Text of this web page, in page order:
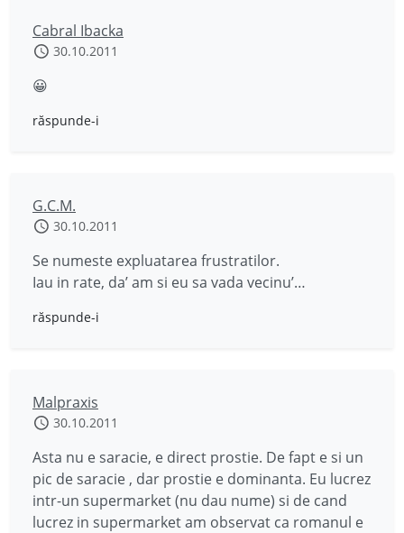
Cabral Ibacka
30.10.2011
😀
răspunde-i
G.C.M.
30.10.2011
Se numeste expluatarea frustratilor.
Iau in rate, da’ am si eu sa vada vecinu’…
răspunde-i
Malpraxis
30.10.2011
Asta nu e saracie, e direct prostie. De fapt e si un
pic de saracie , dar prostie e dominanta. Eu lucrez
intr-un supermarket (nu dau nume) si de cand
lucrez in supermarket am observat ca romanul e